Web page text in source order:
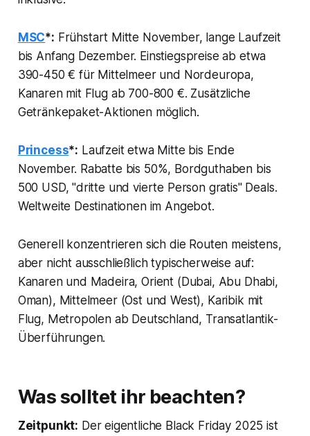
MSC*: Frühstart Mitte November, lange Laufzeit
bis Anfang Dezember. Einstiegspreise ab etwa
390-450 € für Mittelmeer und Nordeuropa,
Kanaren mit Flug ab 700-800 €. Zusätzliche
Getränkepaket-Aktionen möglich.
Princess*: Laufzeit etwa Mitte bis Ende
November. Rabatte bis 50%, Bordguthaben bis
500 USD, "dritte und vierte Person gratis" Deals.
Weltweite Destinationen im Angebot.
Generell konzentrieren sich die Routen meistens,
aber nicht ausschließlich typischerweise auf:
Kanaren und Madeira, Orient (Dubai, Abu Dhabi,
Oman), Mittelmeer (Ost und West), Karibik mit
Flug, Metropolen ab Deutschland, Transatlantik-
Überführungen.
Was solltet ihr beachten?
Zeitpunkt: Der eigentliche Black Friday 2025 ist